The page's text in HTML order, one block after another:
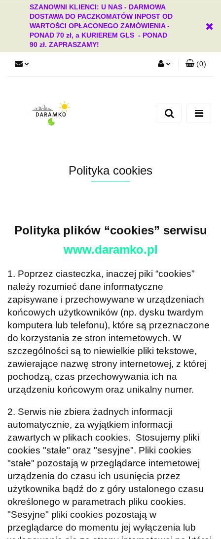
SZANOWNI KLIENCI: U NAS - DARMOWA
DOSTAWA DO PACZKOMATÓW INPOST OD
WARTOŚCI OPŁACONEGO ZAMÓWIENIA -
PONAD 70 zł, a KURIEREM GLS - PONAD
90 zł. ZAPRASZAMY!
Dodaj zgłoszenie
(0)
Polityka cookies
Polityka plików “cookies” serwisu
www.daramko.pl
1. Poprzez ciasteczka, inaczej piki “cookies”
należy rozumieć dane informatyczne
zapisywane i przechowywane w urządzeniach
końcowych użytkowników (np. dysku twardym
komputera lub telefonu), które są przeznaczone
do korzystania ze stron internetowych. W
szczególności są to niewielkie pliki tekstowe,
zawierające nazwę strony internetowej, z której
pochodzą, czas przechowywania ich na
urządzeniu końcowym oraz unikalny numer.
2. Serwis nie zbiera żadnych informacji
automatycznie, za wyjątkiem informacji
zawartych w plikach cookies. Stosujemy pliki
cookies "stałe" oraz "sesyjne". Pliki cookies
"stałe" pozostają w przeglądarce internetowej
urządzenia do czasu ich usunięcia przez
użytkownika bądź do z góry ustalonego czasu
określonego w parametrach pliku cookies.
"Sesyjne" pliki cookies pozostają w
przeglądarce do momentu jej wyłączenia lub